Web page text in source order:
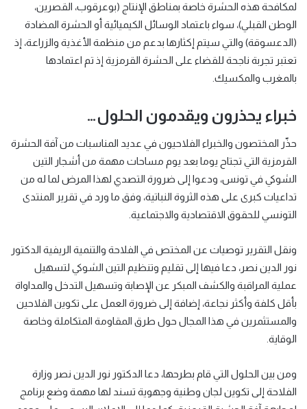
لمكافحة هذه الحشرة خاصة بمناطق الإنتاج (بوعرقوب، القصرين،
الوطن القبلي)، سواء باعتماد الوسائل الكيميائية أو الحشرة المضادة
(الدعسوقة) والتي سيتم إكثارها بدعم من منظمة الأغذية والزراعة، إذ
تعتبر تجربة ناجحة للقضاء على الحشرة القرمزية إذ تم اعتمادها
بالمغرب والمكسيك.
خبراء يحذرون ويقدمون الحلول…
حذّر المختصون والخبراء الفلاحيون في عديد المناسبات من آفة الحشرة
القرمزية التي تجتاح يوما بعد يوم مساحات مهمة من أشجار التين
الشوكي في تونس، ودعوا إلى ضرورة التصدي لهذا المرض لما له من
تداعيات كبرى على هذه الثروة النباتية، وفق ما ورد في تقرير المنتدى
التونسي للحقوق الاقتصادية والاجتماعية.
ونقل التقرير توصيات عن المختص في الفلاحة والتنمية الريفية الدكتور
نور الدين نصر، دعا فيها إلى تقليم وتنظيم التين الشوكي لتسهيل
عملية المراقبة والكشف المبكر عن الإصابة وتسهيل التدخل والمداواة
بأقل كلفة وأكثر نجاعة، إضافة إلى ضرورة العمل على تكوين الفلاحين
والمستثمرين في هذا المجال حول طرق المقاومة المتكاملة وخاصة
الوقاية.
ومن بين الحلول التي قام بطرحها، دعا الدكتور نور الدين نصر وزارة
الفلاحة إلى تكوين لجان وطنية وجهوية تسند لها مهمة وضع برنامج